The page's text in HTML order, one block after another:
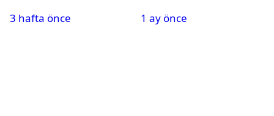
3 hafta önce
bıraktı
1 ay önce